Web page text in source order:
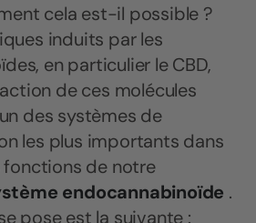
cela est-il possible ?
induits par les
en particulier le CBD,
de ces molécules
des systèmes de
les plus importants dans
fonctions de notre
endocannabinoïde .
pose est la suivante :